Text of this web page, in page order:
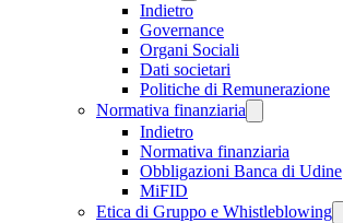
Indietro
Governance
Organi Sociali
Dati societari
Politiche di Remunerazione
Normativa finanziaria
Indietro
Normativa finanziaria
Obbligazioni Banca di Udine
MiFID
Etica di Gruppo e Whistleblowing